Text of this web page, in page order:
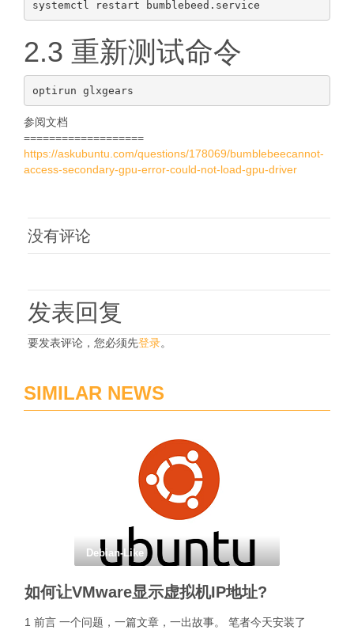
2.3 重新测试命令
参阅文档
===================
https://askubuntu.com/questions/178069/bumblebeecannot-
access-secondary-gpu-error-could-not-load-gpu-driver
没有评论
发表回复
要发表评论，您必须先登录。
SIMILAR NEWS
Debian-Like
如何让VMware显示虚拟机IP地址?
1 前言 一个问题，一篇文章，一出故事。 笔者今天安装了